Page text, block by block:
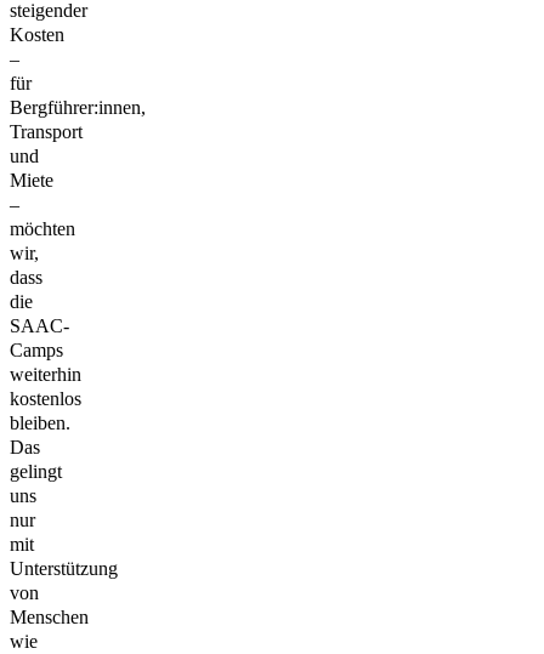
steigender
Kosten
–
für
Bergführer:innen,
Transport
und
Miete
–
möchten
wir,
dass
die
SAAC-
Camps
weiterhin
kostenlos
bleiben.
Das
gelingt
uns
nur
mit
Unterstützung
von
Menschen
wie